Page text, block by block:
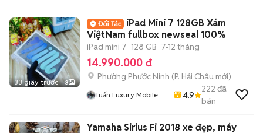
33 giây trước 3
iPad Mini 7 128GB Xám
ViệtNam fullbox newseal 100%
iPad mini 7 128 GB 7-12 tháng
14.990.000 đ
Phường Phước Ninh (P. Hải Châu mới)
Tuấn Luxury Mobile
4.9
222 đã
bán
Yamaha Sirius Fi 2018 xe đẹp, máy